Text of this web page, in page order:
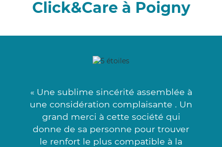
Click&Care à Poigny
« Une sublime sincérité assemblée à
une considération complaisante . Un
grand merci à cette société qui
donne de sa personne pour trouver
le renfort le plus compatible à la